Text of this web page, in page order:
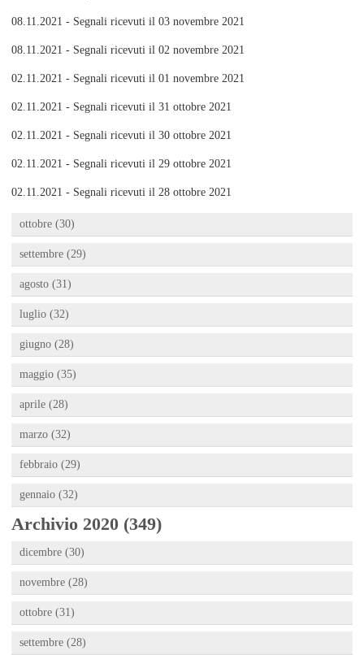
08.11.2021 - Segnali ricevuti il 03 novembre 2021
08.11.2021 - Segnali ricevuti il 02 novembre 2021
02.11.2021 - Segnali ricevuti il 01 novembre 2021
02.11.2021 - Segnali ricevuti il 31 ottobre 2021
02.11.2021 - Segnali ricevuti il 30 ottobre 2021
02.11.2021 - Segnali ricevuti il 29 ottobre 2021
02.11.2021 - Segnali ricevuti il 28 ottobre 2021
ottobre (30)
settembre (29)
agosto (31)
luglio (32)
giugno (28)
maggio (35)
aprile (28)
marzo (32)
febbraio (29)
gennaio (32)
Archivio 2020 (349)
dicembre (30)
novembre (28)
ottobre (31)
settembre (28)